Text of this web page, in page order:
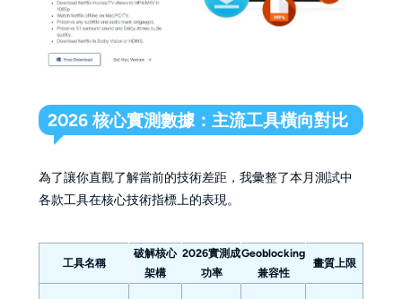
2026 核心實測數據：主流工具橫向對比
為了讓你直觀了解當前的技術差距，我彙整了本月測試中
各款工具在核心技術指標上的表現。
工具名稱
破解核心
架構
2026實測成
功率
Geoblocking
兼容性
畫質上限